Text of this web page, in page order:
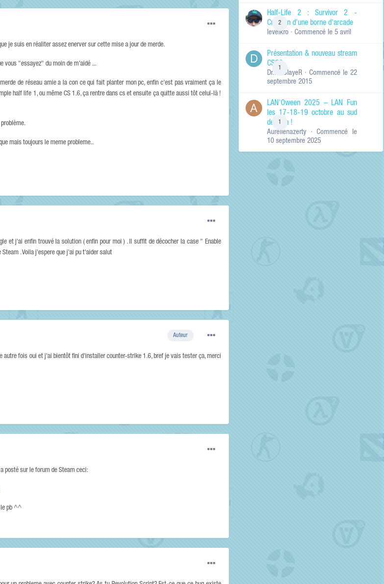
RECHERCHER LES
Titres et corps
Titres des
uniquement
je suis en réaliter assez enerver sur cette mise a jour de merde.
vous "essayez" du moin de m'aidé ...
de réseau amie a la con ce qui fait planter mon pc, enfin c'est pas vraiment ça le
half life 1, ou même CS 1.6, ça rentre dans cs et ensuite ça quitte aussi tôt celui-là !
mais toujours le meme probleme..
et j'ai enfin trouvé la solution ( enfin pour moi ) . Il suffit de décocher la case " Enable
. Voila j'espere que j'ai pu t'aider salut
Auteur
autre fois oui et j'ai bientôt fini d'installer counter-strike 1.6, bref je vais tester ça, merci
a posté sur le forum de Steam ceci:
le pb ^^
2
Half-Life 2 : Survivor 2 -
Création d'une borne d'arcade
levelkro · Commencé le 5 avril
1
Présentation & nouveau stream
CSGO
Dr.KinSlayeR · Commencé le 22
septembre 2015
1
LAN'Oween 2025 – LAN Fun
les 17-18-19 octobre au sud
de Lyon !
Aurelienazerty · Commencé le
10 septembre 2025